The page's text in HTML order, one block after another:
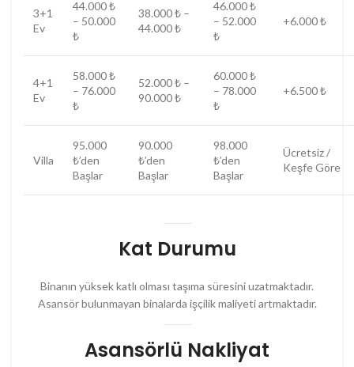
3+1
Ev
44.000 ₺
– 50.000
₺
38.000 ₺ –
44.000 ₺
46.000 ₺
– 52.000
₺
+6.000 ₺
4+1
Ev
58.000 ₺
– 76.000
₺
52.000 ₺ –
90.000 ₺
60.000 ₺
– 78.000
₺
+6.500 ₺
Villa
95.000
₺’den
Başlar
90.000
₺’den
Başlar
98.000
₺’den
Başlar
Ücretsiz /
Keşfe Göre
Kat Durumu
Binanın yüksek katlı olması taşıma süresini uzatmaktadır.
Asansör bulunmayan binalarda işçilik maliyeti artmaktadır.
Asansörlü Nakliyat